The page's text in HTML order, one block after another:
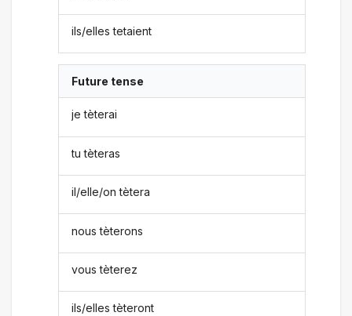
ils/elles tetaient
Future tense
je tèterai
tu tèteras
il/elle/on tètera
nous tèterons
vous tèterez
ils/elles tèteront